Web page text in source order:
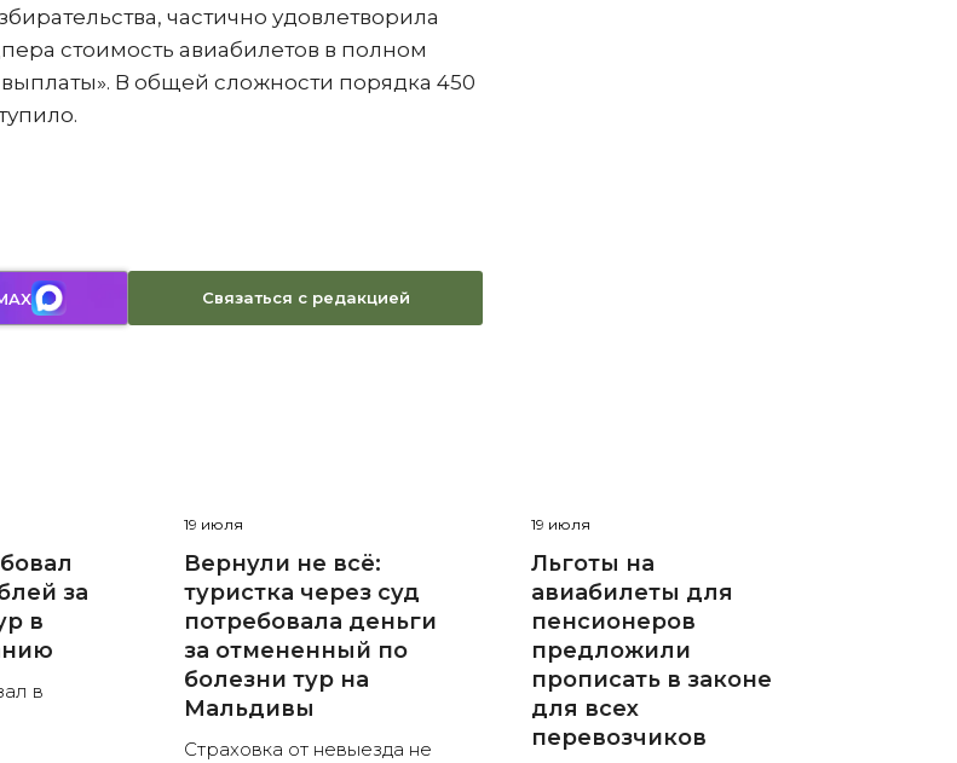
частично удовлетворила
стоимость авиабилетов в полном
В общей сложности порядка 450
Связаться с редакцией
за
в
в
19 июля
Вернули не всё:
туристка через суд
потребовала деньги
за отмененный по
болезни тур на
Мальдивы
Страховка от невыезда не
19 июля
Льготы на
авиабилеты для
пенсионеров
предложили
прописать в законе
для всех
перевозчиков